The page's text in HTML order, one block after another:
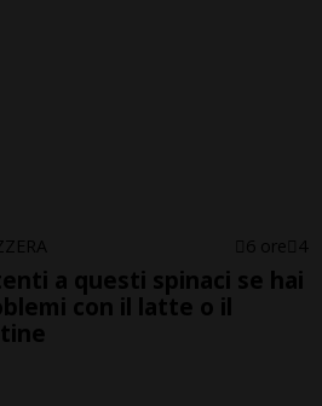
6 ore 4
a questi spinaci se hai
con il latte o il